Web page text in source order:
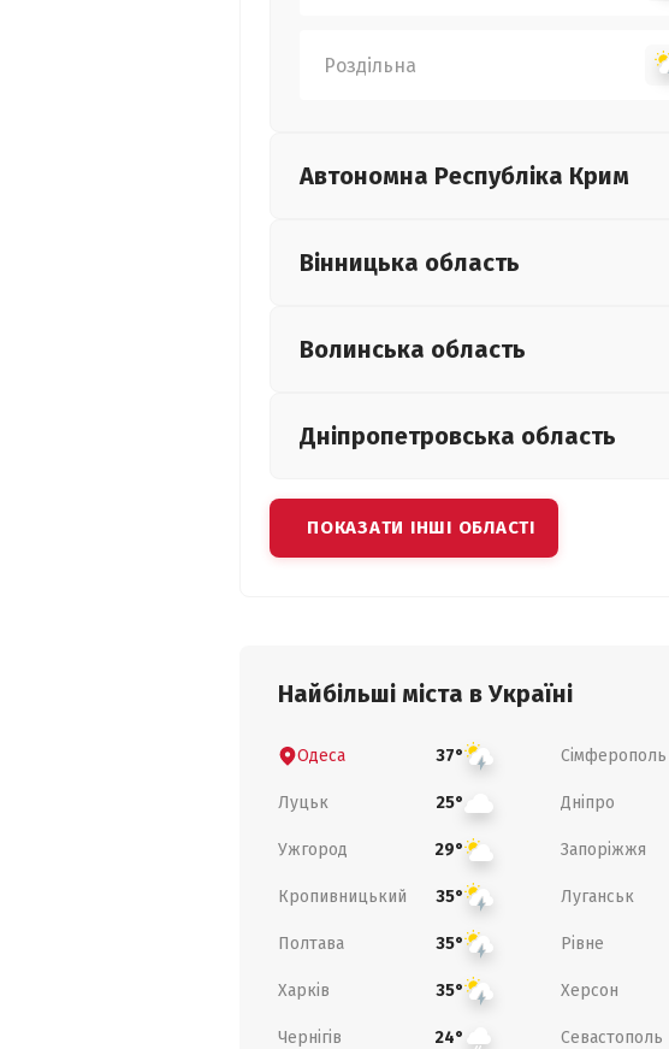
Роздільна
Автономна Республіка Крим
Вінницька область
Волинська область
Дніпропетровська область
ПОКАЗАТИ ІНШІ ОБЛАСТІ
Найбільші міста в Україні
Одеса 37° Сімферополь
Луцьк 25° Дніпро
Ужгород 29° Запоріжжя
Кропивницький 35° Луганськ
Полтава 35° Рівне
Харків 35° Херсон
Чернігів 24° Севастополь